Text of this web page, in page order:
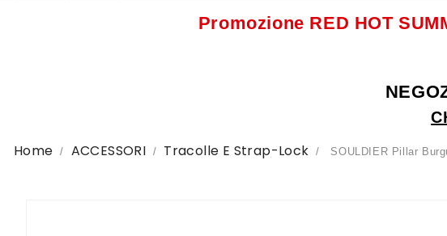
Promozione RED HOT
Home ACCESSORI Tracolle E Strap-Lock SOULDIER Pillar